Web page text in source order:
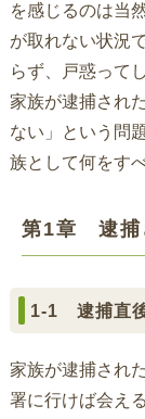
を感じるのは当
が取れない状況
らず、戸惑って
家族が逮捕され
ない」という問
族として何をす
第1章 逮捕
1-1 逮捕直
家族が逮捕され
署に行けば会え